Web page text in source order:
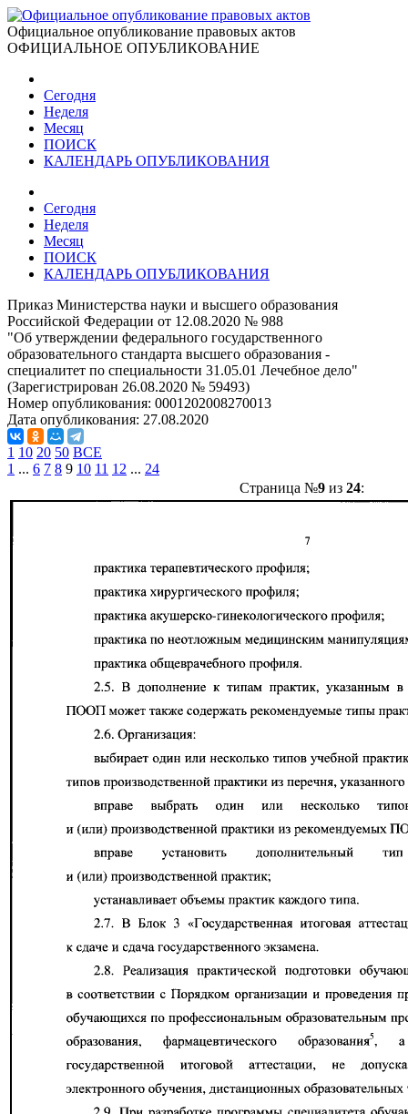
Официальное опубликование правовых актов
ОФИЦИАЛЬНОЕ ОПУБЛИКОВАНИЕ
Сегодня
Неделя
Месяц
ПОИСК
КАЛЕНДАРЬ ОПУБЛИКОВАНИЯ
Сегодня
Неделя
Месяц
ПОИСК
КАЛЕНДАРЬ ОПУБЛИКОВАНИЯ
Приказ Министерства науки и высшего образования
Российской Федерации от 12.08.2020 № 988
"Об утверждении федерального государственного
образовательного стандарта высшего образования -
специалитет по специальности 31.05.01 Лечебное дело"
(Зарегистрирован 26.08.2020 № 59493)
Номер опубликования: 0001202008270013
Дата опубликования: 27.08.2020
1 10 20 50 ВСЕ
1 ... 6 7 8 9 10 11 12 ... 24
Страница №9из 24: